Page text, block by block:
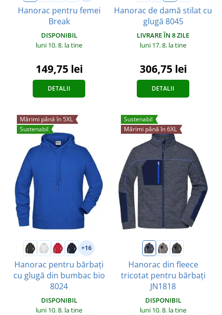
Hanorac pentru femei
Break
DISPONIBIL
luni 10. 8. la tine
149,75 lei
DETALII
Hanorac de damă stilat cu
glugă 8045
LIVRARE ÎN 8 ZILE
luni 17. 8. la tine
306,75 lei
DETALII
Mărimi până în 5XL
Sustenabil
+16
Hanorac pentru bărbați
cu glugă din bumbac bio
8024
DISPONIBIL
luni 10. 8. la tine
Sustenabil
Mărimi până în 6XL
Hanorac din fleece
tricotat pentru bărbați
JN1818
DISPONIBIL
luni 10. 8. la tine